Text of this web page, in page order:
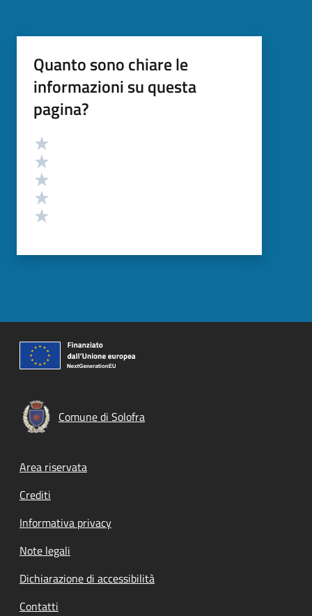
Quanto sono chiare le
informazioni su questa
pagina?
Valutazione
Comune di Solofra
Footer menu
Area riservata
Crediti
Informativa privacy
Note legali
Dichiarazione di accessibilità
Contatti